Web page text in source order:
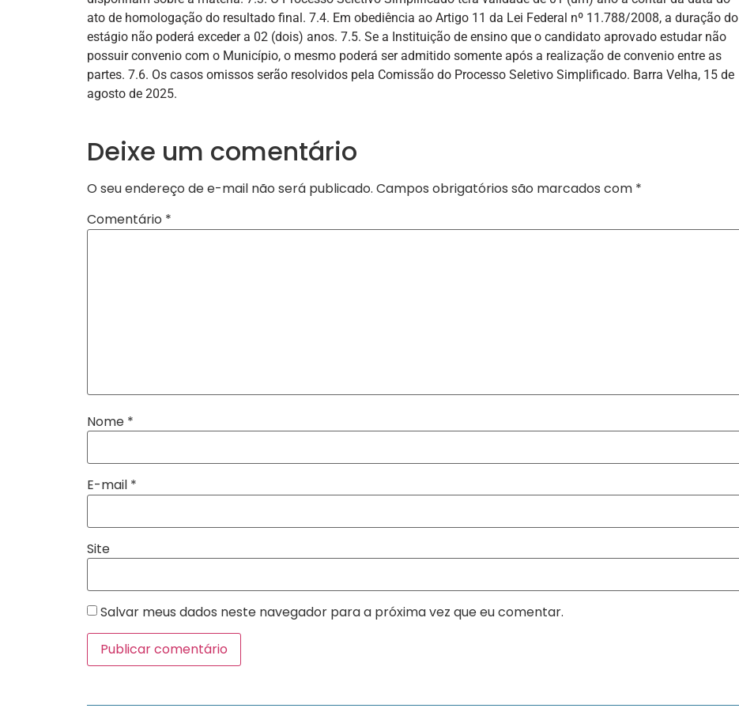
ato de homologação do resultado final. 7.4. Em obediência ao Artigo 11 da Lei Federal nº 11.788/2008, a duração do
estágio não poderá exceder a 02 (dois) anos. 7.5. Se a Instituição de ensino que o candidato aprovado estudar não
possuir convenio com o Município, o mesmo poderá ser admitido somente após a realização de convenio entre as
partes. 7.6. Os casos omissos serão resolvidos pela Comissão do Processo Seletivo Simplificado. Barra Velha, 15 de
agosto de 2025.
Deixe um comentário
O seu endereço de e-mail não será publicado. Campos obrigatórios são marcados com *
Comentário *
Nome *
E-mail *
Site
Salvar meus dados neste navegador para a próxima vez que eu comentar.